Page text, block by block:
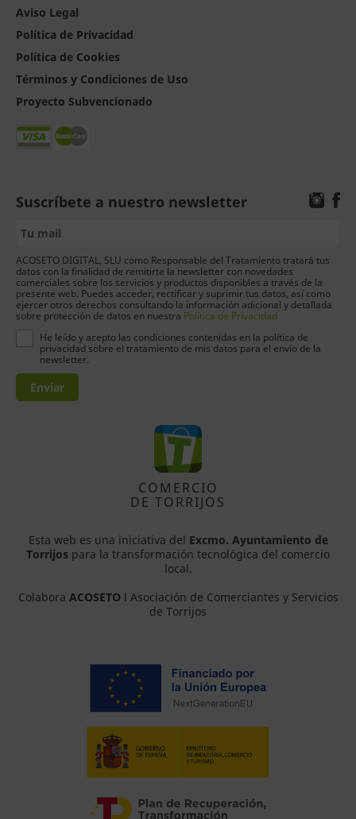
Aviso Legal
Política de Privacidad
Política de Cookies
Términos y Condiciones de Uso
Proyecto Subvencionado
Suscríbete a nuestro newsletter
ACOSETO DIGITAL, SLU como Responsable del Tratamiento tratará tus
datos con la finalidad de remitirte la newsletter con novedades
comerciales sobre los servicios y productos disponibles a través de la
presente web. Puedes acceder, rectificar y suprimir tus datos, así como
ejercer otros derechos consultando la información adicional y detallada
sobre protección de datos en nuestra Política de Privacidad
He leído y acepto las condiciones contenidas en la política de
privacidad sobre el tratamiento de mis datos para el envío de la
newsletter.
Enviar
COMERCIO
DE TORRIJOS
Esta web es una iniciativa del Excmo. Ayuntamiento de
Torrijos para la transformación tecnológica del comercio
local.
Colabora ACOSETO l Asociación de Comerciantes y Servicios
de Torrijos